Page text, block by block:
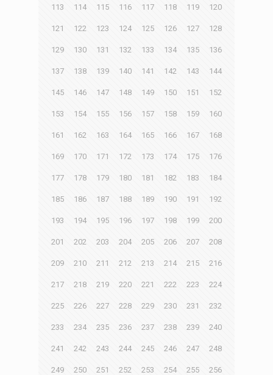
113 114 115 116 117 118 119 120
121 122 123 124 125 126 127 128
129 130 131 132 133 134 135 136
137 138 139 140 141 142 143 144
145 146 147 148 149 150 151 152
153 154 155 156 157 158 159 160
161 162 163 164 165 166 167 168
169 170 171 172 173 174 175 176
177 178 179 180 181 182 183 184
185 186 187 188 189 190 191 192
193 194 195 196 197 198 199 200
201 202 203 204 205 206 207 208
209 210 211 212 213 214 215 216
217 218 219 220 221 222 223 224
225 226 227 228 229 230 231 232
233 234 235 236 237 238 239 240
241 242 243 244 245 246 247 248
249 250 251 252 253 254 255 256